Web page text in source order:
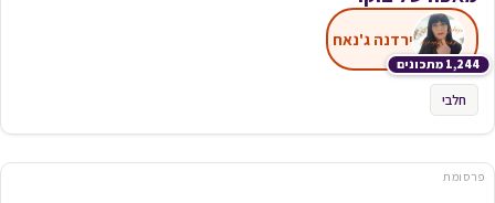
1,244 מתכונים
ירדנה ג'נאח
חלבי
פרסומת